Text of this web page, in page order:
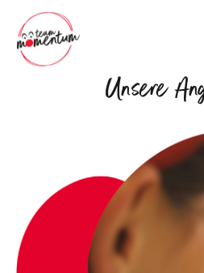
Zum Inhalt springen
Unsere